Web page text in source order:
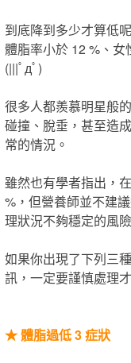
到底降到多少才算低
體脂率小於 12 %、女
(|||ﾟдﾟ)
很多人都羨慕明星般
碰撞、脫垂，甚至造
常的情況。
雖然也有學者指出，
%，但營養師並不建
理狀況不夠穩定的風
如果你出現了下列三
訊，一定要謹慎處理
★體脂過低 3 症狀